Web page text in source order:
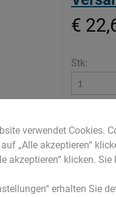
€
Stk:
verwendet Cookies.
„Alle akzeptieren“
akzeptieren“ klicken.
erhalten Sie